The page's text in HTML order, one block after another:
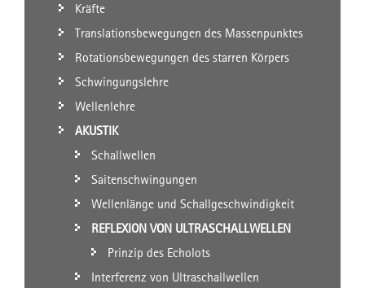
Kräfte
Translationsbewegungen des Massenpunktes
Rotationsbewegungen des starren Körpers
Schwingungslehre
Wellenlehre
AKUSTIK
Schallwellen
Saitenschwingungen
Wellenlänge und Schallgeschwindigkeit
REFLEXION VON ULTRASCHALLWELLEN
Prinzip des Echolots
Interferenz von Ultraschallwellen